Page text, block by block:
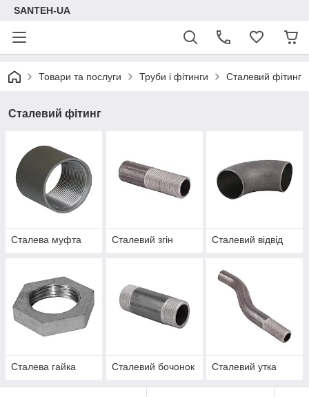
SANTEH-UA
Товари та послуги Труби і фітинги Сталевий фітинг
Сталевий фітинг
Сталева муфта Сталевий згін Сталевий відвід
Сталева гайка Сталевий бочонок Сталевий утка